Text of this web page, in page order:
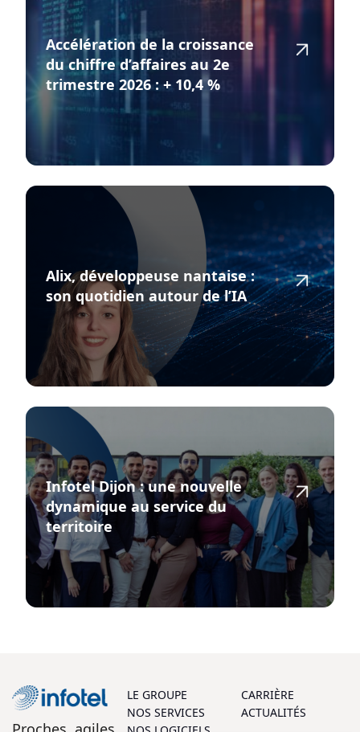
Accélération de la croissance
du chiffre d’affaires au 2e
trimestre 2026 : + 10,4 %
Alix, développeuse nantaise :
son quotidien autour de l’IA
Infotel Dijon : une nouvelle
dynamique au service du
territoire
LE GROUPE
NOS SERVICES
CARRIÈRE
ACTUALITÉS